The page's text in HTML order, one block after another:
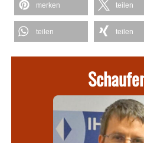
merken teilen
teilen teilen